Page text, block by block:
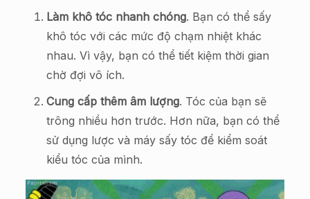
Làm khô tóc nhanh chóng. Bạn có thể sấy
khô tóc với các mức độ chạm nhiệt khác
nhau. Vì vậy, bạn có thể tiết kiệm thời gian
chờ đợi vô ích.
Cung cấp thêm âm lượng. Tóc của bạn sẽ
trông nhiều hơn trước. Hơn nữa, bạn có thể
sử dụng lược và máy sấy tóc để kiểm soát
kiểu tóc của mình.